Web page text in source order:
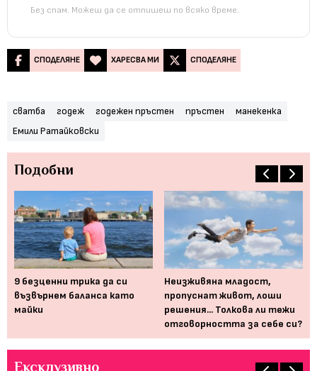
Без спам. Можеш да се отпишеш по всяко време.
СПОДЕЛЯНЕ ХАРЕСВА МИ СПОДЕЛЯНЕ
сватба годеж годежен пръстен пръстен
манекенка
Емили Ратайковски
Подобни
9 безценни трика да си
възвърнем баланса като
майки
Неизживяна младост,
пропуснат живот, лоши
решения... Толкова ли тежи
отговорността за себе си?
Ексклузивно